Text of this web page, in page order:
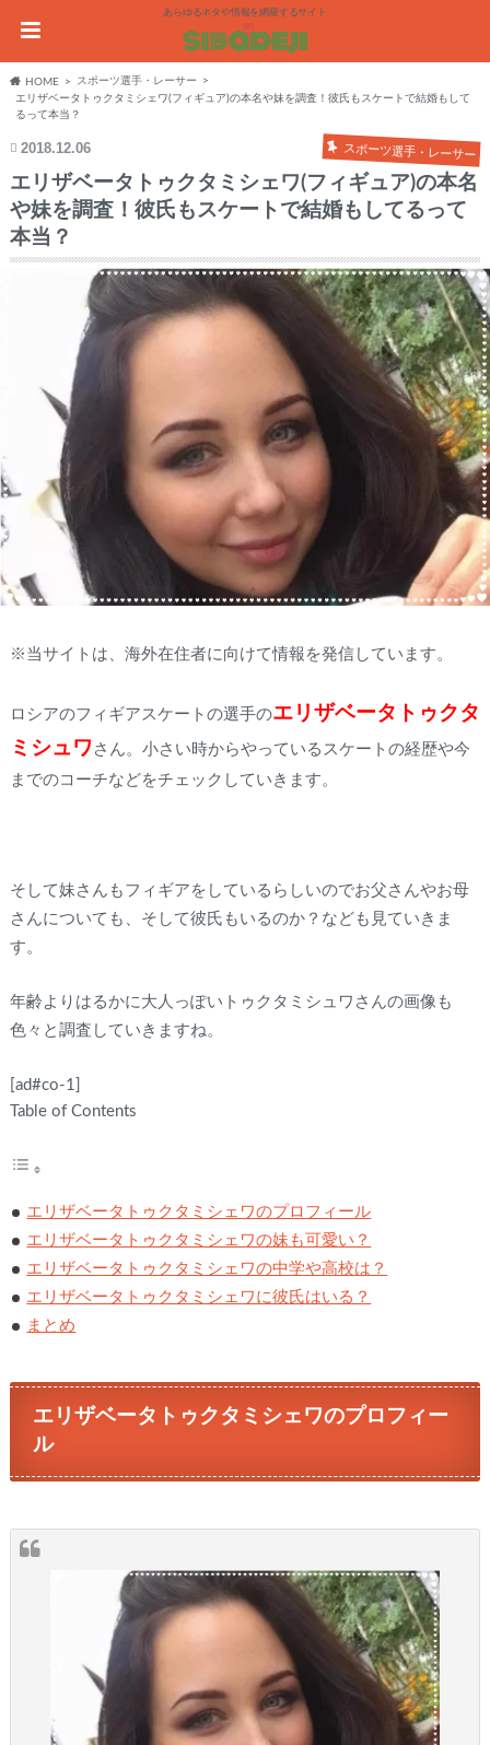
あらゆるネタや情報を網羅するサイト
HOME
スポーツ選手・レーサー
エリザベータトゥクタミシェワ(フィギュア)の本名や妹を調査！彼氏もスケートで結婚もして
るって本当？
2018.12.06 スポーツ選手・レーサー
エリザベータトゥクタミシェワ(フィギュア)の本名
や妹を調査！彼氏もスケートで結婚もしてるって
本当？
※当サイトは、海外在住者に向けて情報を発信しています。
ロシアのフィギアスケートの選手のエリザベータトゥクタ
ミシュワ さん。小さい時からやっているスケートの経歴や今
までのコーチなどをチェックしていきます。
そして妹さんもフィギアをしているらしいのでお父さんやお母
さんについても、そして彼氏もいるのか？なども見ていきま
す。
年齢よりはるかに大人っぽいトゥクタミシュワさんの画像も
色々と調査していきますね。
[ad#co-1]
Table of Contents
エリザベータトゥクタミシェワのプロフィール
エリザベータトゥクタミシェワの妹も可愛い？
エリザベータトゥクタミシェワの中学や高校は？
エリザベータトゥクタミシェワに彼氏はいる？
まとめ
エリザベータトゥクタミシェワのプロフィー
ル